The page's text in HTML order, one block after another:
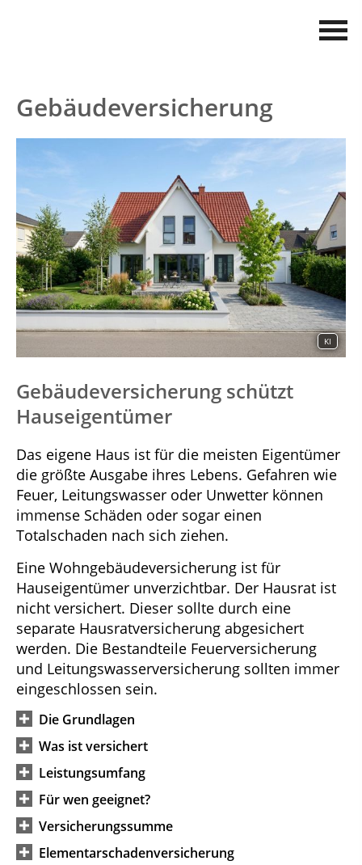
Gebäudeversicherung
KI
Gebäudeversicherung schützt
Hauseigentümer
Das eigene Haus ist für die meisten Eigentümer
die größte Ausgabe ihres Lebens. Gefahren wie
Feuer, Leitungswasser oder Unwetter können
immense Schäden oder sogar einen
Totalschaden nach sich ziehen.
Eine Wohngebäudeversicherung ist für
Hauseigentümer unverzichtbar. Der Hausrat ist
nicht versichert. Dieser sollte durch eine
separate Hausratversicherung abgesichert
werden. Die Bestandteile Feuerversicherung
und Leitungswasserversicherung sollten immer
eingeschlossen sein.
Die Grundlagen
Was ist versichert
Leistungsumfang
Für wen geeignet?
Versicherungssumme
Elementarschadenversicherung